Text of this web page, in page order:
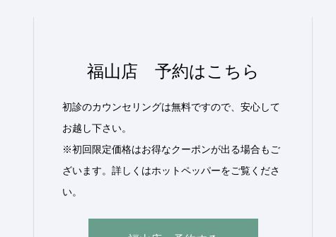
福山店 予約はこちら
初診のカウンセリングは無料ですので、安心して
お越し下さい。
※初回限定価格はお得なクーポンが出る場合もご
ざいます。詳しくはホットペッパーをご覧くださ
い。